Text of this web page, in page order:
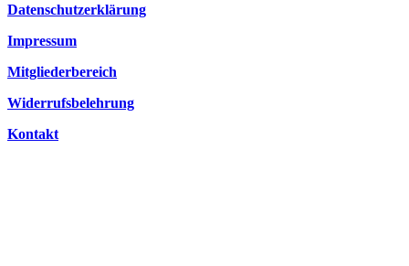
Datenschutzerklärung
Impressum
Mitgliederbereich
Widerrufsbelehrung
Kontakt